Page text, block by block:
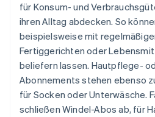
für Konsum- und
ihren Alltag abdecken. So
beispielsweise mit
Fertiggerichten oder
beliefern lassen. Hautpflege-
Abonnements stehen ebenso
für Socken oder Unterwäsche.
schließen Windel-Abos ab, für